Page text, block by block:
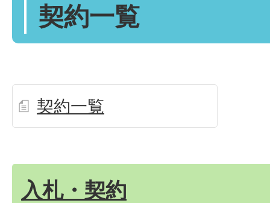
契約一覧
契約一覧
入札・契約